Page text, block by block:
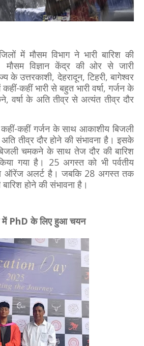
में मौसम विभाग ने भारी बारिश की
मौसम विज्ञान केंद्र की ओर से जारी
के उत्तरकाशी, देहरादून, टिहरी, बागेश्वर
कहीं भारी से बहुत भारी वर्षा, गर्जन के
वर्षा के अति तीव्र से अत्यंत तीव्र दौर
कहीं गर्जन के साथ आकाशीय बिजली
तीव्र दौर होने की संभावना है। इसके
चमकने के साथ तेज दौर की बारिश
गया है। 25 अगस्त को भी पर्वतीय
का ऑरेंज अलर्ट है। जबकि 28 अगस्त तक
होने की संभावना है।
में PhD के लिए हुआ चयन